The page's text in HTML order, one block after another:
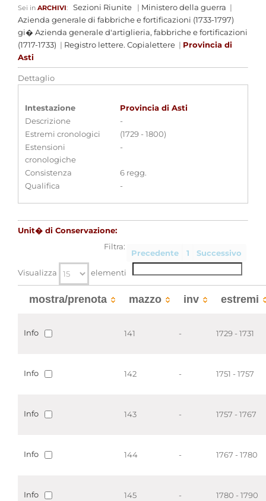
Sei in ARCHIVI: Sezioni Riunite | Ministero della guerra |
Azienda generale di fabbriche e fortificazioni (1733-1797)
gi� Azienda generale d'artiglieria, fabbriche e fortificazioni
(1717-1733) | Registro lettere. Copialettere | Provincia di
Asti
Dettaglio
Intestazione
Provincia di Asti
Descrizione
-
Estremi cronologici
(1729 - 1800)
Estensioni
cronologiche
-
Consistenza
6 regg.
Qualifica
-
Unit� di Conservazione:
Precedente 1 Successivo
Visualizza elementi
Filtra:
mostra/prenota mazzo inv estremi
Info 141 - 1729 - 1731
Info 142 - 1751 - 1757
Info 143 - 1757 - 1767
Info 144 - 1767 - 1780
Info 145 - 1780 - 1790